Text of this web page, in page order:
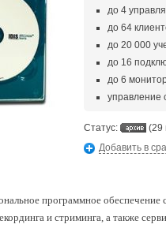
до 4
до 64
до 20 000
до 16
до 6
управление
Статус:
(29
Добавить в
программное обеспечение
и стриминга, а также